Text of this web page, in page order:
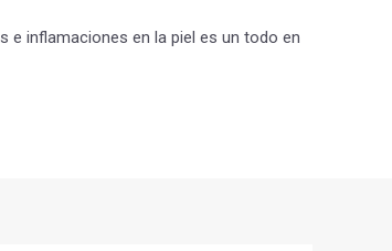
e inflamaciones en la piel es un todo en